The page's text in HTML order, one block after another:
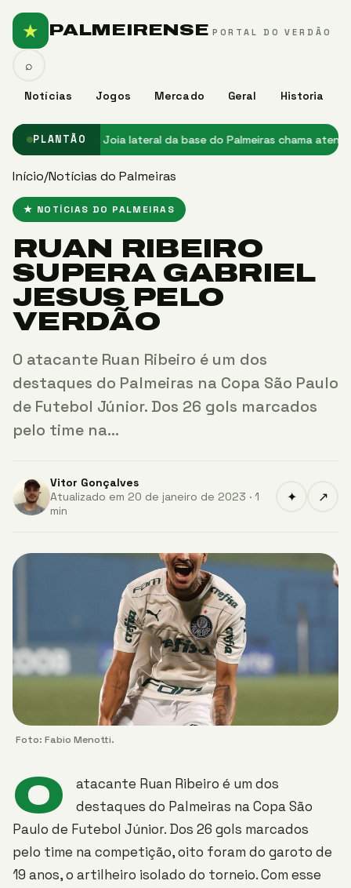
★ PALMEIRENSE PORTAL DO VERDÃO
Notícias Jogos Mercado Geral Historia
⌕
PLANTÃO
Palmeiras★ Joia lateral da base do Palmeiras chama atenção e
Início/Notícias do Palmeiras
★ NOTÍCIAS DO PALMEIRAS
RUAN RIBEIRO
SUPERA GABRIEL
JESUS PELO
VERDÃO
O atacante Ruan Ribeiro é um dos
destaques do Palmeiras na Copa São Paulo
de Futebol Júnior. Dos 26 gols marcados
pelo time na…
Vitor Gonçalves
Atualizado em 20 de janeiro de 2023 · 1
min
✦ ↗
Foto: Fabio Menotti.
O
atacante Ruan Ribeiro é um dos
destaques do Palmeiras na Copa São
Paulo de Futebol Júnior. Dos 26 gols marcados
pelo time na competição, oito foram do garoto de
19 anos, o artilheiro isolado do torneio. Com esse